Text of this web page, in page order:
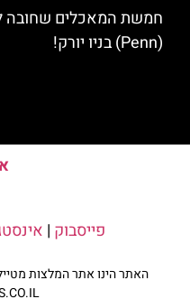
חמשת המאכלים שחובה
(Penn) בניו יורק!
פייסבוק |
האתר הינו אתר המלצות